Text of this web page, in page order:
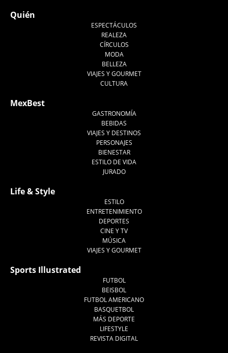
Quién
ESPECTÁCULOS
REALEZA
CÍRCULOS
MODA
BELLEZA
VIAJES Y GOURMET
CULTURA
MexBest
GASTRONOMÍA
BEBIDAS
VIAJES Y DESTINOS
PERSONAJES
BIENESTAR
ESTILO DE VIDA
JURADO
Life & Style
ESTILO
ENTRETENIMIENTO
DEPORTES
CINE Y TV
MÚSICA
VIAJES Y GOURMET
Sports Illustrated
FUTBOL
BEISBOL
FUTBOL AMERICANO
BASQUETBOL
MÁS DEPORTE
LIFESTYLE
REVISTA DIGITAL